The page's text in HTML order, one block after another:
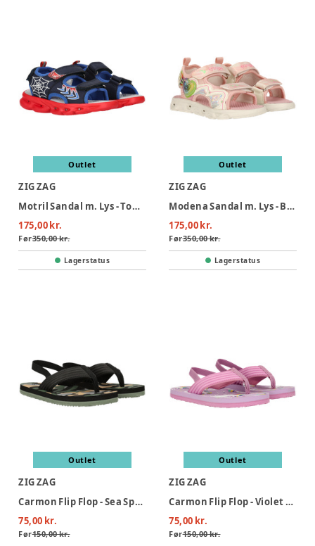
Outlet
ZIG ZAG
Motril Sandal m. Lys - Tomato
175,00 kr.
Før350,00 kr.
Lagerstatus
Outlet
ZIG ZAG
Modena Sandal m. Lys - Barely Pink
175,00 kr.
Før350,00 kr.
Lagerstatus
Outlet
ZIG ZAG
Carmon Flip Flop - Sea Spray
75,00 kr.
Før150,00 kr.
Outlet
ZIG ZAG
Carmon Flip Flop - Violet Tulip
75,00 kr.
Før150,00 kr.